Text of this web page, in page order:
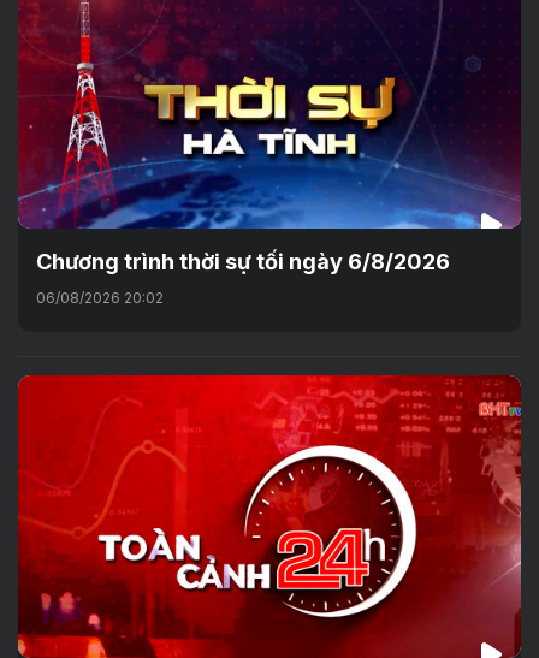
Chương trình thời sự tối ngày 6/8/2026
06/08/2026 20:02